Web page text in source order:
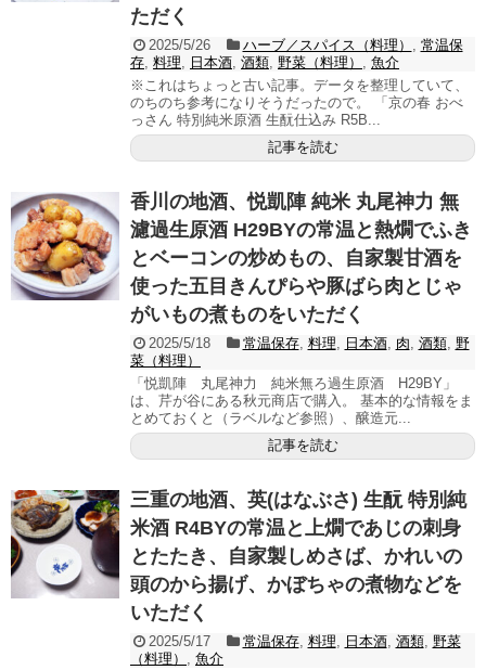
ただく
2025/5/26 ハーブ／スパイス（料理） , 常温保
存, 料理, 日本酒, 酒類, 野菜（料理） , 魚介
※これはちょっと古い記事。データを整理していて、
のちのち参考になりそうだったので。 「京の春 おべ
っさん 特別純米原酒 生酛仕込み R5B...
記事を読む
香川の地酒、悦凱陣 純米 丸尾神力 無
濾過生原酒 H29BYの常温と熱燗でふき
とベーコンの炒めもの、自家製甘酒を
使った五目きんぴらや豚ばら肉とじゃ
がいもの煮ものをいただく
2025/5/18 常温保存, 料理, 日本酒, 肉, 酒類, 野
菜（料理）
「悦凱陣 丸尾神力 純米無ろ過生原酒 H29BY」
は、芹が谷にある秋元商店で購入。 基本的な情報をま
とめておくと（ラベルなど参照）、醸造元...
記事を読む
三重の地酒、英(はなぶさ) 生酛 特別純
米酒 R4BYの常温と上燗であじの刺身
とたたき、自家製しめさば、かれいの
頭のから揚げ、かぼちゃの煮物などを
いただく
2025/5/17 常温保存, 料理, 日本酒, 酒類, 野菜
（料理） , 魚介